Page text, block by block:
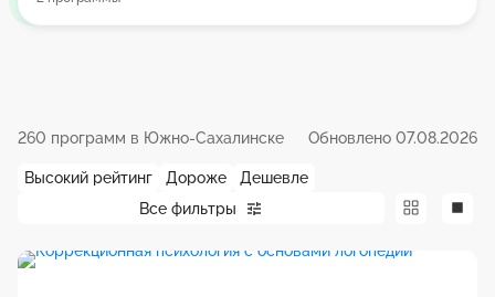
260 программ в Южно-Сахалинске Обновлено 07.08.2026
Все фильтры
Высокий рейтинг Дороже Дешевле